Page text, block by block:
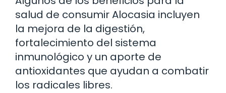
salud de consumir Alocasia incluyen
la mejora de la digestión,
fortalecimiento del sistema
inmunológico y un aporte de
antioxidantes que ayudan a combatir
los radicales libres.